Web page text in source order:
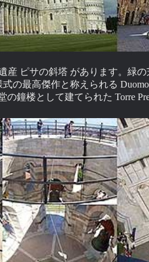
ピサの斜塔 があります。緑
の最高傑作と称えられる
鐘楼として建てられた Torre